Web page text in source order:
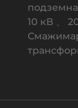
10 кВ 、